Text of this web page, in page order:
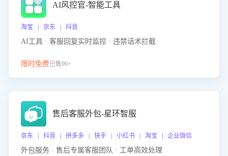
AI风控官-智能工具
淘宝 | 京东 | 抖音
AI工具 · 客服回复实时监控 · 违禁话术拦截
限时免费已售99+
售后客服外包-星环智服
京东 | 抖音 | 拼多多 | 快手 | 小红书 | 淘宝 | 企业微信
外包服务 · 售后专属客服团队 · 工单高效处理